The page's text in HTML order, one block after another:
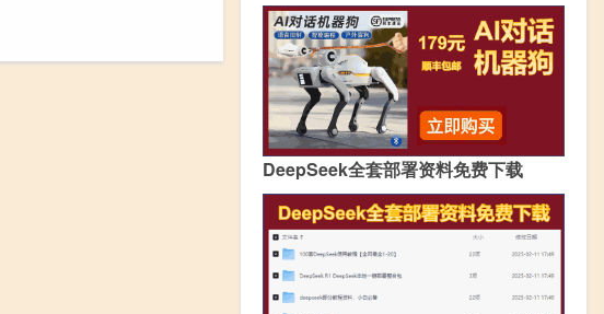
DeepSeek全套部署资料免费下载